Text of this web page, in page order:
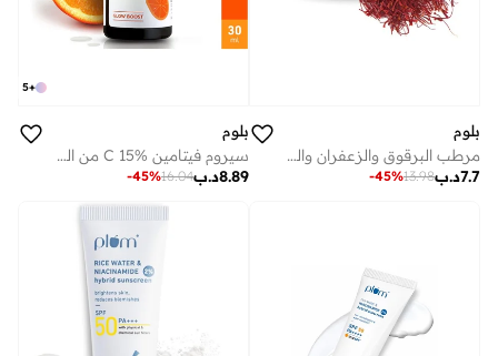
بلوم
مرطب البرقوق والزعفران والكومكومادي المتوهج مع عامل حماية من الشمس SPF 35 يضيء البشرة ويعزز التوهج ويحارب البقع الداكنة والبشرة الباهتة وحماية من الأشعة فوق البنفسجية فئة A وB لجميع أنواع البشرة 50 جم
د.ب7.7
13.98
-45%
+
5
بلوم
سيروم فيتامين C 15% من البرقوق لتعزيز توهج الوجه مع اليوسفي مع حمض الإيثيل الأسكوربيك النقي واليوسفي الياباني وخوخ الكاكادو الخالي من العطور 30 ​​مل
د.ب8.89
16.04
-45%